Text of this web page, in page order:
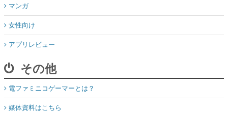
マンガ
女性向け
アプリレビュー
その他
電ファミニコゲーマーとは？
媒体資料はこちら